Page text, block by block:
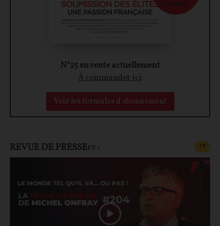
N°25 en vente actuellement
À commander ici
Voir les formules d'abonnement
par mois
REVUE DE PRESSEFP+ FP